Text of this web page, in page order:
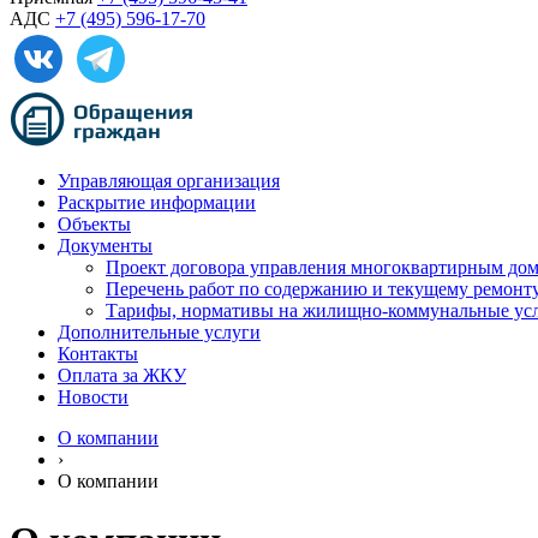
АДС +7 (495) 596-17-70
Управляющая организация
Раскрытие информации
Объекты
Документы
Проект договора управления многоквартирным
Перечень работ по содержанию и текущему
Тарифы, нормативы на жилищно-коммунальные
Дополнительные услуги
Контакты
Оплата за ЖКУ
Новости
О компании
›
О компании